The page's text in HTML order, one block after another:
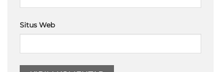
Situs Web